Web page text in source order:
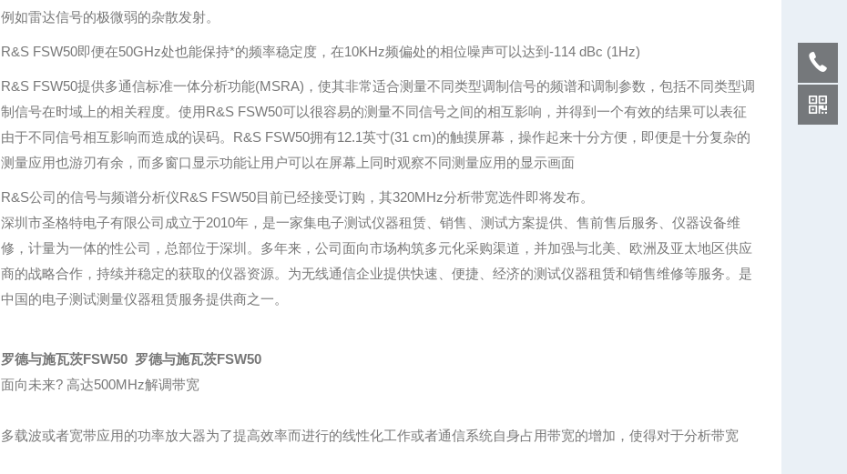
例如雷达信号的极微弱的杂散发射。
R&S FSW50即便在50GHz处也能保持*的频率稳定度，在10KHz频偏处的相位噪声可以达到-114 dBc (1Hz)
R&S FSW50提供多通信标准一体分析功能(MSRA)，使其非常适合测量不同类型调制信号的频谱和调制参数，包括不同类型调
制信号在时域上的相关程度。使用R&S FSW50可以很容易的测量不同信号之间的相互影响，并得到一个有效的结果可以表征
由于不同信号相互影响而造成的误码。R&S FSW50拥有12.1英寸(31 cm)的触摸屏幕，操作起来十分方便，即便是十分复杂的
测量应用也游刃有余，而多窗口显示功能让用户可以在屏幕上同时观察不同测量应用的显示画面
R&S公司的信号与频谱分析仪R&S FSW50目前已经接受订购，其320MHz分析带宽选件即将发布。
深圳市圣格特电子有限公司成立于2010年，是一家集电子测试仪器租赁、销售、测试方案提供、售前售后服务、仪器设备维
修，计量为一体的性公司，总部位于深圳。多年来，公司面向市场构筑多元化采购渠道，并加强与北美、欧洲及亚太地区供应
商的战略合作，持续并稳定的获取的仪器资源。为无线通信企业提供快速、便捷、经济的测试仪器租赁和销售维修等服务。是
中国的电子测试测量仪器租赁服务提供商之一。
罗德与施瓦茨FSW50 罗德与施瓦茨FSW50
面向未来? 高达500MHz解调带宽
多载波或者宽带应用的功率放大器为了提高效率而进行的线性化工作或者通信系统自身占用带宽的增加，使得对于分析带宽